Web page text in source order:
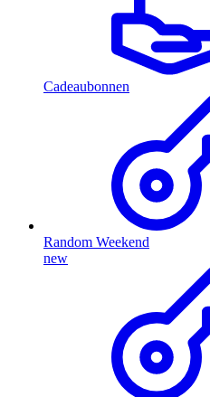
Cadeaubonnen
Random Weekend
new